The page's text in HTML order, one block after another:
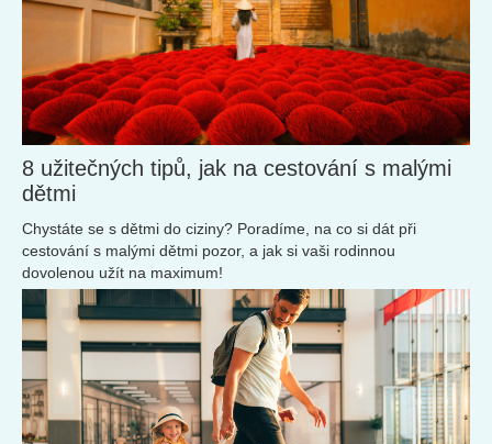
8 užitečných tipů, jak na cestování s malými
dětmi
Chystáte se s dětmi do ciziny? Poradíme, na co si dát při
cestování s malými dětmi pozor, a jak si vaši rodinnou
dovolenou užít na maximum!